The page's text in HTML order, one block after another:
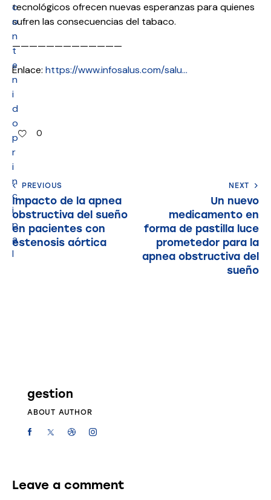
c
o
n
t
e
n
i
d
o
p
r
i
n
c
i
p
a
l
tecnológicos ofrecen nuevas esperanzas para quienes
sufren las consecuencias del tabaco.
—————————————
Enlace: https://www.infosalus.com/salu…
0
PREVIOUS
Impacto de la apnea
obstructiva del sueño
en pacientes con
estenosis aórtica
NEXT
Un nuevo
medicamento en
forma de pastilla luce
prometedor para la
apnea obstructiva del
sueño
gestion
ABOUT AUTHOR
Leave a comment